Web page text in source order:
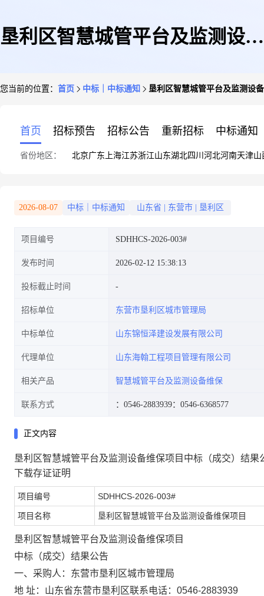
垦利区智慧城管平台及监测设备
您当前的位置： 首页 中标｜中标通知 垦利区智慧城管平台及监测设
首页 招标预告 招标公告 重新招标 中标通知
省份地区： 北京广东 上海江苏浙江山东湖北四川 河北河南天津山
2026-08-07 中标｜中标通知 山东省 东营市 垦利区
项目编号 SDHHCS-2026-003#
发布时间 2026-02-12 15:38:13
投标截止时间
招标单位 东营市垦利区城市管理局
中标单位 山东锦恒泽建设发展有限公司
代理单位 山东海翰工程项目管理有限公司
相关产品 智慧城管平台及监测设备维保
联系方式 ：0546-2883939：0546-6368577
正文内容
垦利区智慧城管平台及监测设备维保项目中标（成交）结果
下载存证证明
项目编号 SDHHCS-2026-003#
项目名称 垦利区智慧城管平台及监测设备维保项目
垦利区智慧城管平台及监测设备维保项目
中标（成交）结果公告
一、采购人：东营市垦利区城市管理局
地 址：山东省东营市垦利区联系电话：0546-2883939